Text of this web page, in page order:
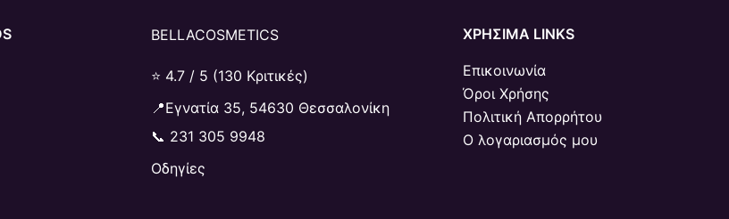
BELLACOSMETICS
⭐ 4.7 / 5 (130 Κριτικές)
📍Εγνατία 35, 54630 Θεσσαλονίκη
📞 231 305 9948
Οδηγίες
ΧΡΗΣΙΜΑ LINKS
Επικοινωνία
Όροι Χρήσης
Πολιτική Απορρήτου
Ο λογαριασμός μου